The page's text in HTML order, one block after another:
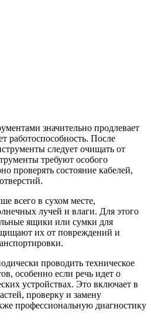
значительно продлевает
работоспособность. После
следует очищать от
требуют особого
проверять состояние кабелей,
всего в сухом месте,
лучей и влаги. Для этого
ящики или сумки для
их от повреждений и
проводить техническое
особенно если речь идет о
устройствах. Это включает в
проверку и замену
профессиональную диагностику